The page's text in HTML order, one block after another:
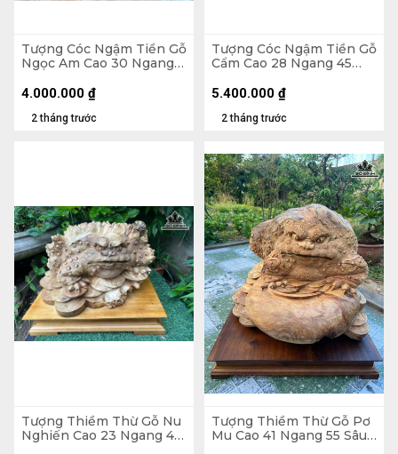
Tượng Cóc Ngậm Tiền Gỗ
Ngọc Am Cao 30 Ngang
2 tháng trước
4.000.000 ₫
Tượng Cóc Ngậm Tiền Gỗ
Cẩm Cao 28 Ngang 45
2 tháng trước
5.400.000 ₫
Tượng Thiềm Thừ Gỗ Nu
Nghiến Cao 23 Ngang 41
Tượng Thiềm Thừ Gỗ Pơ
Mu Cao 41 Ngang 55 Sâu